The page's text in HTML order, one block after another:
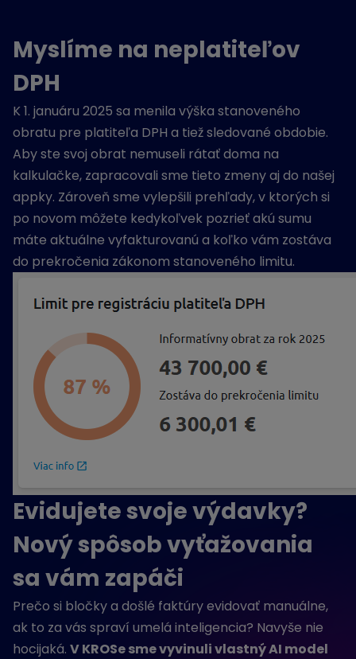
Myslíme na neplatiteľov
DPH
K 1. januáru 2025 sa menila výška stanoveného
obratu pre platiteľa DPH a tiež sledované obdobie.
Aby ste svoj obrat nemuseli rátať doma na
kalkulačke, zapracovali sme tieto zmeny aj do našej
appky. Zároveň sme vylepšili prehľady, v ktorých si
po novom môžete kedykoľvek pozrieť akú sumu
máte aktuálne vyfakturovanú a koľko vám zostáva
do prekročenia zákonom stanoveného limitu.
Evidujete svoje výdavky?
Nový spôsob vyťažovania
sa vám zapáči
Prečo si bločky a došlé faktúry evidovať manuálne,
ak to za vás spraví umelá inteligencia? Navyše nie
hocijaká. V KROSe sme vyvinuli vlastný AI model